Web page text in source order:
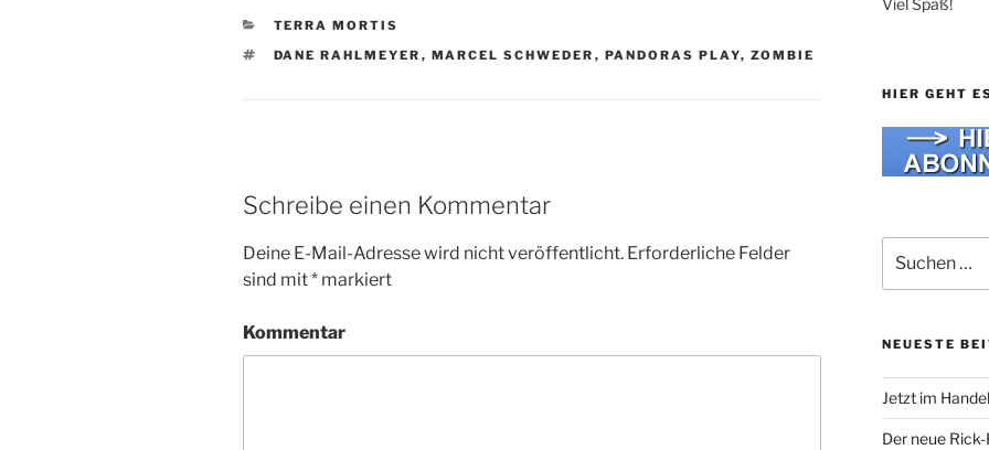
KATEGORIEN
TERRA MORTIS
SCHLAGWÖRTER
DANE RAHLMEYER , MARCEL SCHWEDER , PANDORAS PLAY, ZOMBIE
Schreibe einen Kommentar
Deine E-Mail-Adresse wird nicht veröffentlicht. Erforderliche Felder
sind mit* markiert
Kommentar
Viel Spaß!
HIER GEHT
nach:
NEUESTE
Jetzt im
Der neue